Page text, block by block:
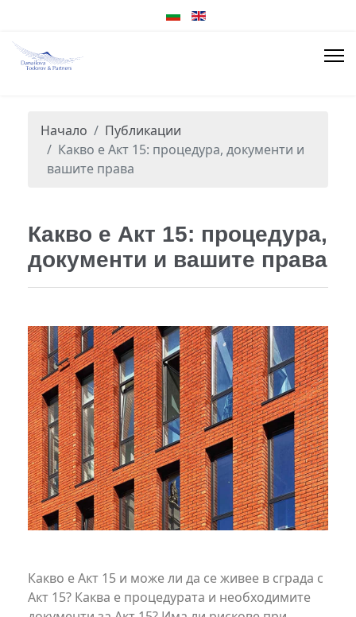
Начало
Публикации
Какво е Акт 15: процедура, документи и
вашите права
Какво е Акт 15: процедура,
документи и вашите права
Какво е Акт 15 и може ли да се живее в сграда с
Акт 15? Каква е процедурата и необходимите